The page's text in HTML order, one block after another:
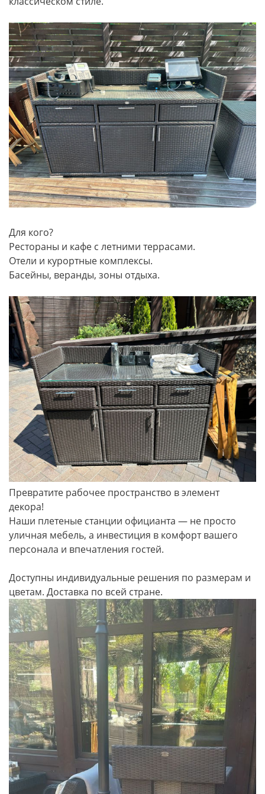
Для кого?
Рестораны и кафе с летними террасами.
Отели и курортные комплексы.
Басейны, веранды, зоны отдыха.
Превратите рабочее пространство в элемент
декора!
Наши плетеные станции официанта — не просто
уличная мебель, а инвестиция в комфорт вашего
персонала и впечатления гостей.
Доступны индивидуальные решения по размерам и
цветам. Доставка по всей стране.